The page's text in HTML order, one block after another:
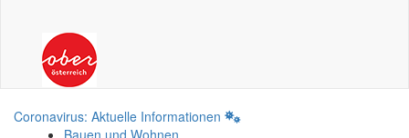
Coronavirus: Aktuelle Informationen
Bauen und Wohnen